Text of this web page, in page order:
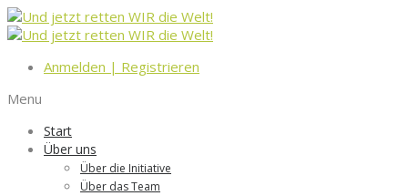
Anmelden | Registrieren
Menu
Start
Über uns
Über die Initiative
Über das Team